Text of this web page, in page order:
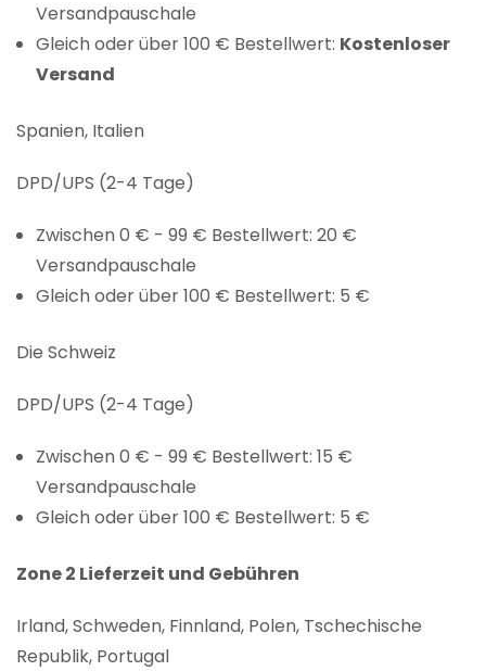
Versandpauschale
Gleich oder über 100 € Bestellwert: Kostenloser
Versand
Spanien, Italien
DPD/UPS (2-4 Tage)
Zwischen 0 € - 99 € Bestellwert: 20 €
Versandpauschale
Gleich oder über 100 € Bestellwert: 5 €
Die Schweiz
DPD/UPS (2-4 Tage)
Zwischen 0 € - 99 € Bestellwert: 15 €
Versandpauschale
Gleich oder über 100 € Bestellwert: 5 €
Zone 2 Lieferzeit und Gebühren
Irland, Schweden, Finnland, Polen, Tschechische
Republik, Portugal